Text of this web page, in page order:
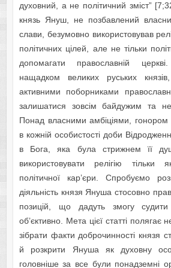
духовний, а не політичний зміст”
князь Януш, не позбавлений
слави, безумовно використовував
політичних цілей, але не тільки
допомагати православній
нащадком великих руських
активними поборниками
залишатися зовсім байдужим та
Понад власними амбіціями,
в кожній особистості доби
в Бога, яка була стрижнем її
використовувати релігію тільки
політичної кар’єри. Спробуємо
діяльність князя Януша стосовно
позицій, що дадуть змогу
об’єктивно. Мета цієї статті полягає
зібрати факти доброчинності князя
й розкрити Януша як духовну
головніше за все були понадземні